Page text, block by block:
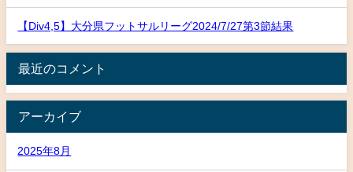
【Div4,5】大分県フットサルリーグ2024/7/27第3節結果
最近のコメント
アーカイブ
2025年8月